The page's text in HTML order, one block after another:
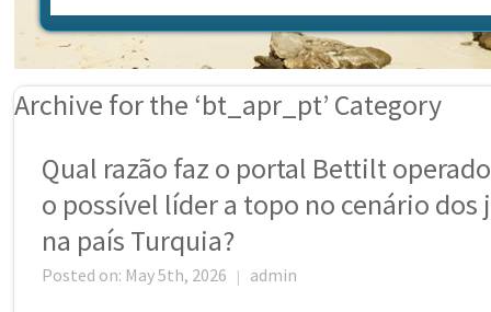
Archive for the ‘bt_apr_pt’ Category
Qual razão faz o portal Bettilt
o possível líder a topo no cenário dos
na país Turquia?
Posted on: May 5th, 2026 | admin